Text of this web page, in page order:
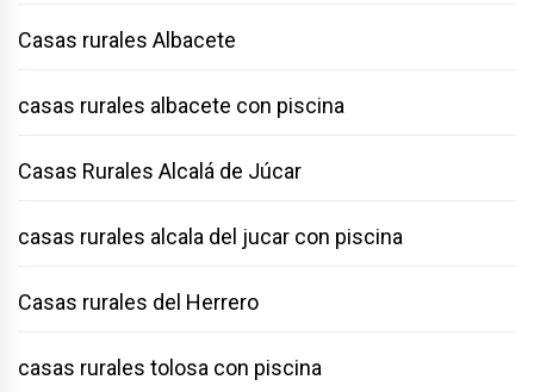
Casas rurales Albacete
casas rurales albacete con piscina
Casas Rurales Alcalá de Júcar
casas rurales alcala del jucar con piscina
Casas rurales del Herrero
casas rurales tolosa con piscina